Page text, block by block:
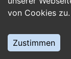
von Cookies zu.
Zustimmen
Du bist über
beruflichen
Jobwechsel?